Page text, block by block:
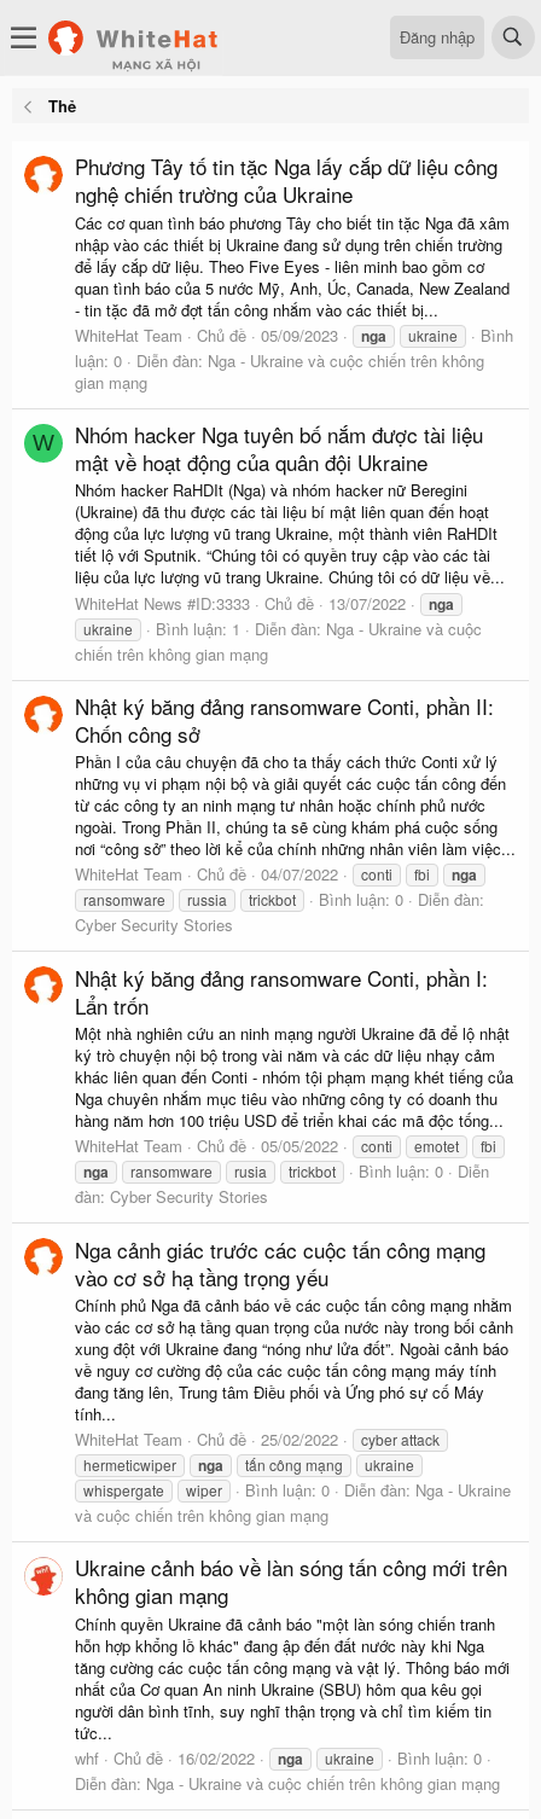
Đăng nhập
Thẻ
Phương Tây tố tin tặc Nga lấy cắp dữ liệu công
nghệ chiến trường của Ukraine
Các cơ quan tình báo phương Tây cho biết tin tặc Nga đã xâm
nhập vào các thiết bị Ukraine đang sử dụng trên chiến trường
để lấy cắp dữ liệu. Theo Five Eyes - liên minh bao gồm cơ
quan tình báo của 5 nước Mỹ, Anh, Úc, Canada, New Zealand
- tin tặc đã mở đợt tấn công nhắm vào các thiết bị...
WhiteHat Team
Chủ đề 05/09/2023 nga ukraine
Bình
luận: 0
Diễn đàn: Nga - Ukraine và cuộc chiến trên không
gian mạng
W
Nhóm hacker Nga tuyên bố nắm được tài liệu
mật về hoạt động của quân đội Ukraine
Nhóm hacker RaHDIt (Nga) và nhóm hacker nữ Beregini
(Ukraine) đã thu được các tài liệu bí mật liên quan đến hoạt
động của lực lượng vũ trang Ukraine, một thành viên RaHDIt
tiết lộ với Sputnik. “Chúng tôi có quyền truy cập vào các tài
liệu của lực lượng vũ trang Ukraine. Chúng tôi có dữ liệu về...
WhiteHat News #ID:3333
Chủ đề 13/07/2022 nga
ukraine Bình luận: 1 Diễn đàn: Nga - Ukraine và cuộc
chiến trên không gian mạng
Nhật ký băng đảng ransomware Conti, phần II:
Chốn công sở
Phần I của câu chuyện đã cho ta thấy cách thức Conti xử lý
những vụ vi phạm nội bộ và giải quyết các cuộc tấn công đến
từ các công ty an ninh mạng tư nhân hoặc chính phủ nước
ngoài. Trong Phần II, chúng ta sẽ cùng khám phá cuộc sống
nơi “công sở” theo lời kể của chính những nhân viên làm việc...
WhiteHat Team
Chủ đề 04/07/2022 conti fbi nga
ransomware russia trickbot Bình luận: 0
Diễn đàn:
Cyber Security Stories
Nhật ký băng đảng ransomware Conti, phần I:
Lẩn trốn
Một nhà nghiên cứu an ninh mạng người Ukraine đã để lộ nhật
ký trò chuyện nội bộ trong vài năm và các dữ liệu nhạy cảm
khác liên quan đến Conti - nhóm tội phạm mạng khét tiếng của
Nga chuyên nhắm mục tiêu vào những công ty có doanh thu
hàng năm hơn 100 triệu USD để triển khai các mã độc tống...
WhiteHat Team
Chủ đề 05/05/2022 conti emotet fbi
nga ransomware rusia trickbot Bình luận: 0
Diễn
đàn: Cyber Security Stories
Nga cảnh giác trước các cuộc tấn công mạng
vào cơ sở hạ tầng trọng yếu
Chính phủ Nga đã cảnh báo về các cuộc tấn công mạng nhằm
vào các cơ sở hạ tầng quan trọng của nước này trong bối cảnh
xung đột với Ukraine đang “nóng như lửa đốt”. Ngoài cảnh báo
về nguy cơ cường độ của các cuộc tấn công mạng máy tính
đang tăng lên, Trung tâm Điều phối và Ứng phó sự cố Máy
tính...
WhiteHat Team
Chủ đề 25/02/2022
cyber attack
hermeticwiper
nga tấn công mạng
ukraine
whispergate
wiper Bình luận: 0 Diễn đàn: Nga - Ukraine
và cuộc chiến trên không gian mạng
Ukraine cảnh báo về làn sóng tấn công mới trên
không gian mạng
Chính quyền Ukraine đã cảnh báo "một làn sóng chiến tranh
hỗn hợp khổng lồ khác" đang ập đến đất nước này khi Nga
tăng cường các cuộc tấn công mạng và vật lý. Thông báo mới
nhất của Cơ quan An ninh Ukraine (SBU) hôm qua kêu gọi
người dân bình tĩnh, suy nghĩ thận trọng và chỉ tìm kiếm tin
tức...
whf
Chủ đề 16/02/2022 nga ukraine
Bình luận: 0
Diễn đàn: Nga - Ukraine và cuộc chiến trên không gian mạng